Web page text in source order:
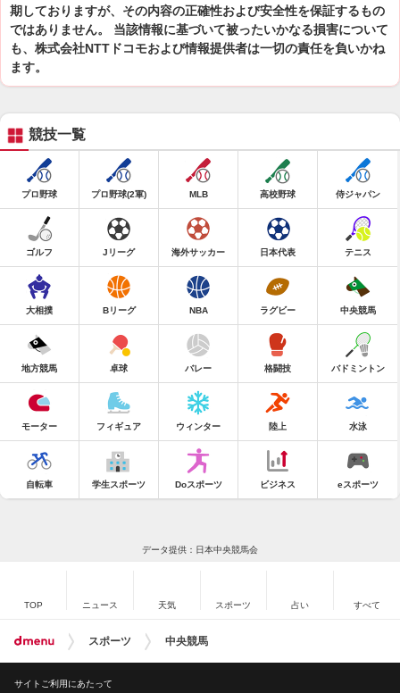
期しておりますが、その内容の正確性および安全性を保証するもの
ではありません。 当該情報に基づいて被ったいかなる損害について
も、株式会社NTTドコモおよび情報提供者は一切の責任を負いかね
ます。
競技一覧
プロ野球 プロ野球(2軍) MLB 高校野球 侍ジャパン
ゴルフ Jリーグ 海外サッカー 日本代表 テニス
大相撲 Bリーグ NBA ラグビー 中央競馬
地方競馬 卓球 バレー 格闘技 バドミントン
モーター フィギュア ウィンター 陸上 水泳
自転車 学生スポーツ Doスポーツ ビジネス eスポーツ
データ提供：日本中央競馬会
TOP ニュース 天気 スポーツ 占い すべて
スポーツ 中央競馬
サイトご利用にあたって